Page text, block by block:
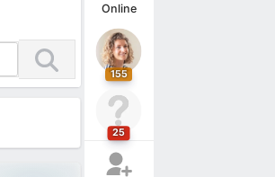
Online
155
25